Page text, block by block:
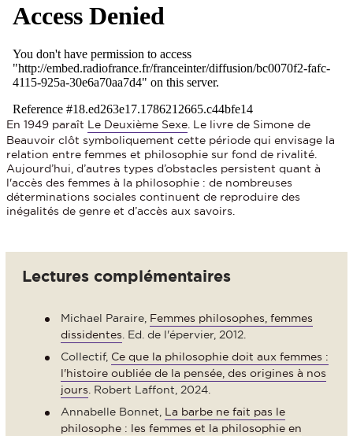
En 1949 paraît Le Deuxième Sexe . Le livre de Simone de
Beauvoir clôt symboliquement cette période qui envisage la
relation entre femmes et philosophie sur fond de rivalité.
Aujourd’hui, d’autres types d’obstacles persistent quant à
l'accès des femmes à la philosophie : de nombreuses
déterminations sociales continuent de reproduire des
inégalités de genre et d’accès aux savoirs.
Lectures complémentaires
Michael Paraire, Femmes philosophes, femmes
dissidentes. Ed. de l'épervier, 2012.
Collectif, Ce que la philosophie doit aux femmes :
l'histoire oubliée de la pensée, des origines à nos
jours. Robert Laffont, 2024.
Annabelle Bonnet, La barbe ne fait pas le
philosophe : les femmes et la philosophie en